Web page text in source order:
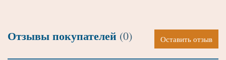
Отзывы покупателей (0) Оставить отзыв